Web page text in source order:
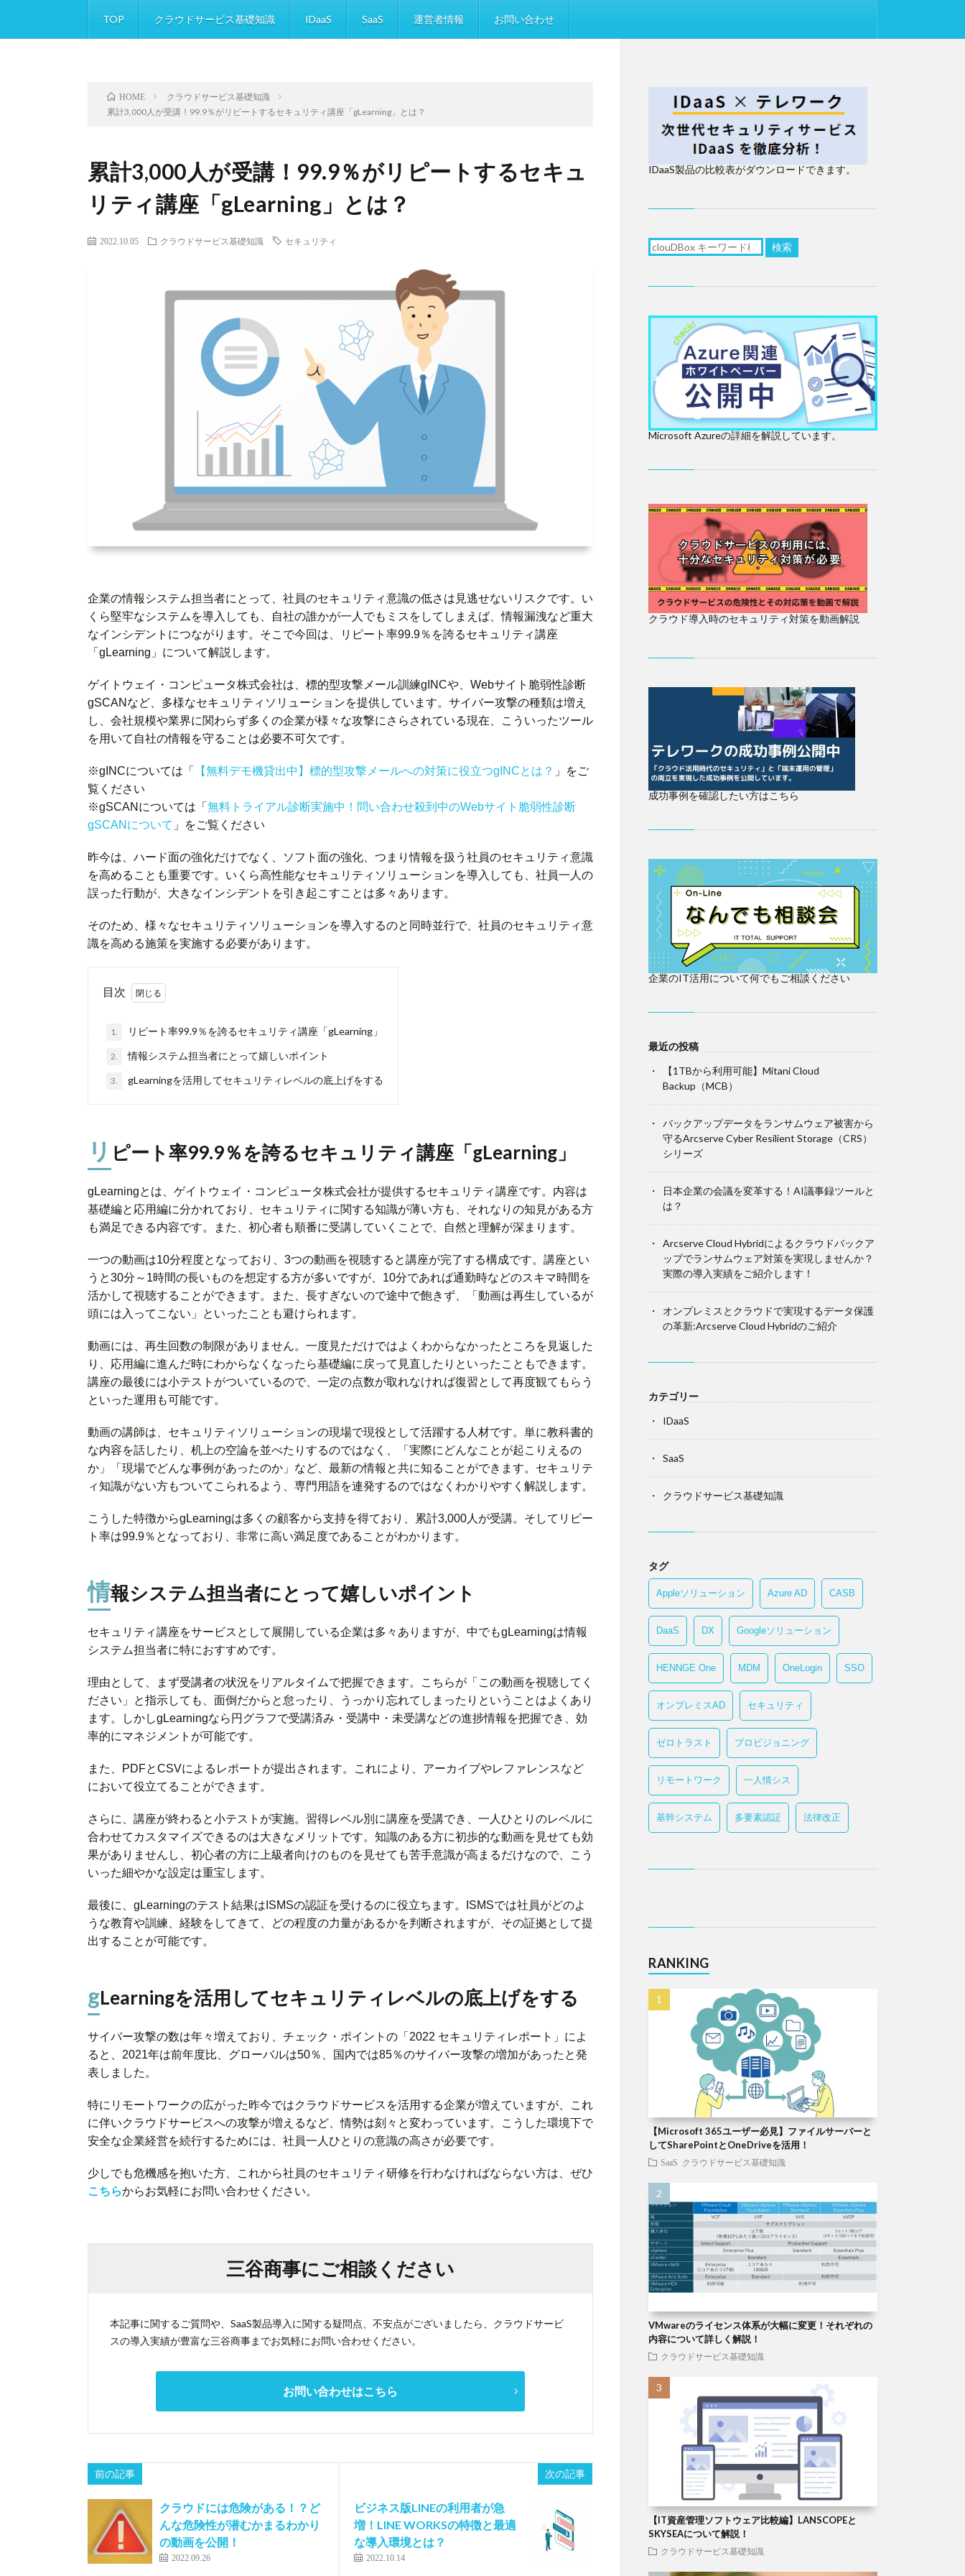
TOP クラウドサービス基礎知識 IDaaS SaaS 運営者情報 お問い合わせ
HOME
クラウドサービス基礎知識
累計3,000人が受講！99.9％がリピートするセキュリティ講座「gLearning」とは？
累計3,000人が受講！99.9％がリピートするセキュ
リティ講座「gLearning」とは？
2022.10.05 クラウドサービス基礎知識 セキュリティ
企業の情報システム担当者にとって、社員のセキュリティ意識の低さは見逃せないリスクです。い
くら堅牢なシステムを導入しても、自社の誰かが一人でもミスをしてしまえば、情報漏洩など重大
なインシデントにつながります。そこで今回は、リピート率99.9％を誇るセキュリティ講座
「gLearning」について解説します。
ゲイトウェイ・コンピュータ株式会社は、標的型攻撃メール訓練gINCや、Webサイト脆弱性診断
gSCANなど、多様なセキュリティソリューションを提供しています。サイバー攻撃の種類は増え
し、会社規模や業界に関わらず多くの企業が様々な攻撃にさらされている現在、こういったツール
を用いて自社の情報を守ることは必要不可欠です。
※gINCについては「 【無料デモ機貸出中】標的型攻撃メールへの対策に役立つgINCとは？ 」をご
覧ください
※gSCANについては「 無料トライアル診断実施中！問い合わせ殺到中のWebサイト脆弱性診断
gSCANについて 」をご覧ください
昨今は、ハード面の強化だけでなく、ソフト面の強化、つまり情報を扱う社員のセキュリティ意識
を高めることも重要です。いくら高性能なセキュリティソリューションを導入しても、社員一人の
誤った行動が、大きなインシデントを引き起こすことは多々あります。
そのため、様々なセキュリティソリューションを導入するのと同時並行で、社員のセキュリティ意
識を高める施策を実施する必要があります。
目次
1. リピート率99.9％を誇るセキュリティ講座「gLearning」
2. 情報システム担当者にとって嬉しいポイント
3. gLearningを活用してセキュリティレベルの底上げをする
リ ピート率99.9％を誇るセキュリティ講座「gLearning」
gLearningとは、ゲイトウェイ・コンピュータ株式会社が提供するセキュリティ講座です。内容は
基礎編と応用編に分かれており、セキュリティに関する知識が薄い方も、それなりの知見がある方
も満足できる内容です。また、初心者も順番に受講していくことで、自然と理解が深まります。
一つの動画は10分程度となっており、3つの動画を視聴すると講座が完了する構成です。講座とい
うと30分～1時間の長いものを想定する方が多いですが、10分であれば通勤時などのスキマ時間を
活かして視聴することができます。また、長すぎないので途中で飽きず、「動画は再生しているが
頭には入ってこない」といったことも避けられます。
動画には、再生回数の制限がありません。一度見ただけではよくわからなかったところを見返した
り、応用編に進んだ時にわからなくなったら基礎編に戻って見直したりといったこともできます。
講座の最後には小テストがついているので、一定の点数が取れなければ復習として再度観てもらう
といった運用も可能です。
動画の講師は、セキュリティソリューションの現場で現役として活躍する人材です。単に教科書的
な内容を話したり、机上の空論を並べたりするのではなく、「実際にどんなことが起こりえるの
か」「現場でどんな事例があったのか」など、最新の情報と共に知ることができます。セキュリテ
ィ知識がない方もついてこられるよう、専門用語を連発するのではなくわかりやすく解説します。
こうした特徴からgLearningは多くの顧客から支持を得ており、累計3,000人が受講。そしてリピー
ト率は99.9％となっており、非常に高い満足度であることがわかります。
情報システム担当者にとって嬉しいポイント
セキュリティ講座をサービスとして展開している企業は多々ありますが、中でもgLearningは情報
システム担当者に特におすすめです。
理由として、まず受講者の状況をリアルタイムで把握できます。こちらが「この動画を視聴してく
ださい」と指示しても、面倒だからと怠ったり、うっかり忘れてしまったりということはよくあり
ます。しかしgLearningなら円グラフで受講済み・受講中・未受講などの進捗情報を把握でき、効
率的にマネジメントが可能です。
また、PDFとCSVによるレポートが提出されます。これにより、アーカイブやレファレンスなど
において役立てることができます。
さらに、講座が終わると小テストが実施。習得レベル別に講座を受講でき、一人ひとりのレベルに
合わせてカスタマイズできるのは大きなメリットです。知識のある方に初歩的な動画を見せても効
果がありませんし、初心者の方に上級者向けのものを見せても苦手意識が高まるだけなので、こう
いった細やかな設定は重宝します。
最後に、gLearningのテスト結果はISMSの認証を受けるのに役立ちます。ISMSでは社員がどのよ
うな教育や訓練、経験をしてきて、どの程度の力量があるかを判断されますが、その証拠として提
出することが可能です。
gLearningを活用してセキュリティレベルの底上げをする
サイバー攻撃の数は年々増えており、チェック・ポイントの「2022 セキュリティレポート」によ
ると、2021年は前年度比、グローバルは50％、国内では85％のサイバー攻撃の増加があったと発
表しました。
特にリモートワークの広がった昨今ではクラウドサービスを活用する企業が増えていますが、これ
に伴いクラウドサービスへの攻撃が増えるなど、情勢は刻々と変わっています。こうした環境下で
安全な企業経営を続行するためには、社員一人ひとりの意識の高さが必要です。
少しでも危機感を抱いた方、これから社員のセキュリティ研修を行わなければならない方は、ぜひ
こちらからお気軽にお問い合わせください。
三谷商事にご相談ください
本記事に関するご質問や、SaaS製品導入に関する疑問点、不安点がございましたら、クラウドサービ
スの導入実績が豊富な三谷商事までお気軽にお問い合わせください。
お問い合わせはこちら
前の記事
クラウドには危険がある！？ど
んな危険性が潜むかまるわかり
の動画を公開！
2022.09.26
次の記事
ビジネス版LINEの利用者が急
増！LINE WORKSの特徴と最適
な導入環境とは？
2022.10.14
IDaaS製品の比較表がダウンロードできます。
検索
Microsoft Azureの詳細を解説しています。
クラウド導入時のセキュリティ対策を動画解説
成功事例を確認したい方はこちら
企業のIT活用について何でもご相談ください
最近の投稿
【1TBから利用可能】Mitani Cloud
Backup（MCB）
バックアップデータをランサムウェア被害から
守るArcserve Cyber Resilient Storage（CRS）
シリーズ
日本企業の会議を変革する！AI議事録ツールと
は？
Arcserve Cloud Hybridによるクラウドバックア
ップでランサムウェア対策を実現しませんか？
実際の導入実績をご紹介します！
オンプレミスとクラウドで実現するデータ保護
の革新:Arcserve Cloud Hybridのご紹介
カテゴリー
IDaaS
SaaS
クラウドサービス基礎知識
タグ
Appleソリューション Azure AD CASB
DaaS DX Googleソリューション
HENNGE One MDM OneLogin SSO
オンプレミスAD セキュリティ
ゼロトラスト プロビジョニング
リモートワーク 一人情シス
基幹システム 多要素認証 法律改正
RANKING
【Microsoft 365ユーザー必見】ファイルサーバーと
してSharePointとOneDriveを活用！
SaaS クラウドサービス基礎知識
VMwareのライセンス体系が大幅に変更！それぞれの
内容について詳しく解説！
クラウドサービス基礎知識
【IT資産管理ソフトウェア比較編】LANSCOPEと
SKYSEAについて解説！
クラウドサービス基礎知識